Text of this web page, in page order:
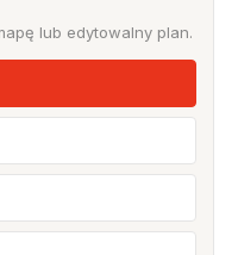
lub edytowalny plan.